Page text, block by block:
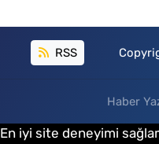
RSS
Haber
En iyi site deneyimi